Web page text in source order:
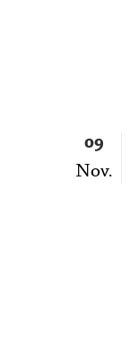
09
Nov.